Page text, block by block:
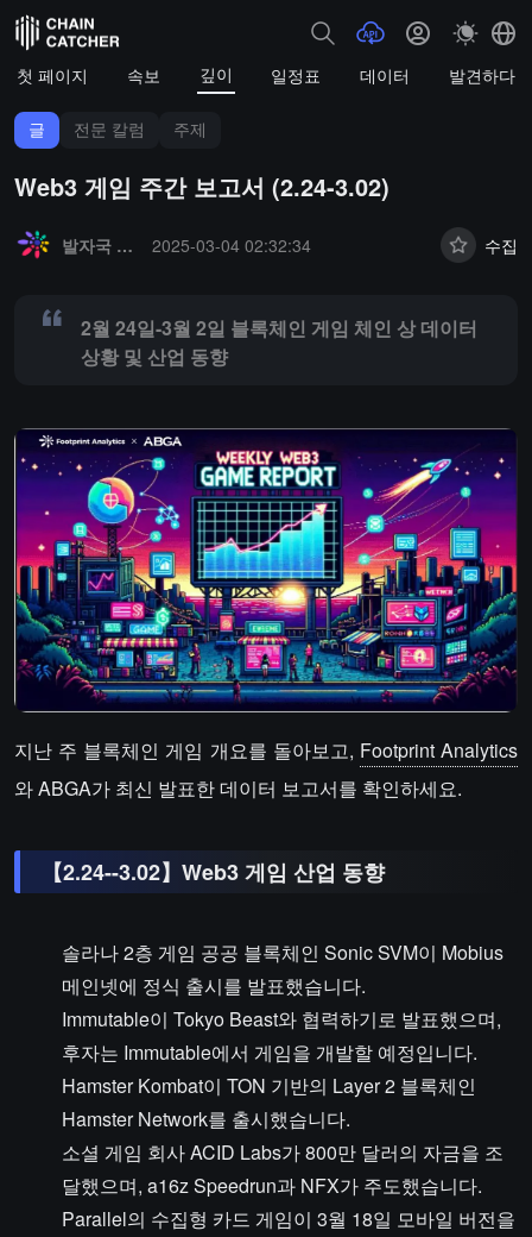
첫 페이지 속보 깊이 일정표 데이터 발견하다
글 전문 칼럼 주제
Web3 게임 주간 보고서 (2.24-3.02)
발자국 분석
2025-03-04 02:32:34 수집
2월 24일-3월 2일 블록체인 게임 체인 상 데이터
상황 및 산업 동향
지난 주 블록체인 게임 개요를 돌아보고, Footprint Analytics
와 ABGA가 최신 발표한 데이터 보고서를 확인하세요.
【2.24--3.02】Web3 게임 산업 동향
솔라나 2층 게임 공공 블록체인 Sonic SVM이 Mobius
메인넷에 정식 출시를 발표했습니다.
Immutable이 Tokyo Beast와 협력하기로 발표했으며,
후자는 Immutable에서 게임을 개발할 예정입니다.
Hamster Kombat이 TON 기반의 Layer 2 블록체인
Hamster Network를 출시했습니다.
소셜 게임 회사 ACID Labs가 800만 달러의 자금을 조
달했으며, a16z Speedrun과 NFX가 주도했습니다.
Parallel의 수집형 카드 게임이 3월 18일 모바일 버전을